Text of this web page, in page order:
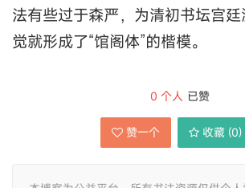
法有些过于森严，为清初书坛宫
觉就形成了“馆阁体”的楷模。
0 个人 已赞
赞一个 收藏 (0)